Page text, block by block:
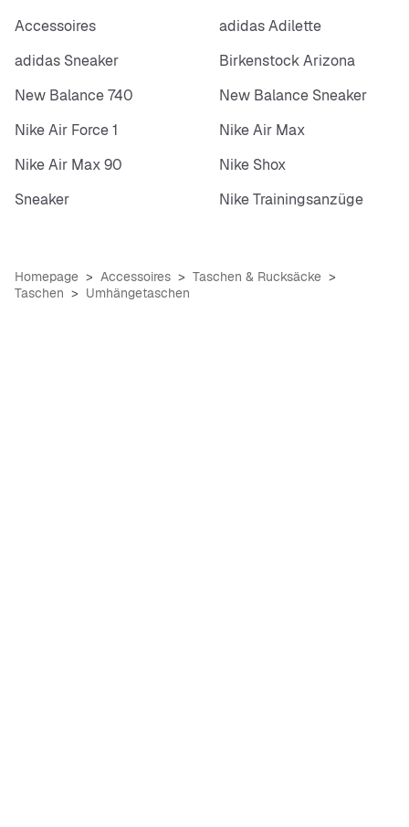
Accessoires
adidas Adilette
adidas Sneaker
Birkenstock Arizona
New Balance 740
New Balance Sneaker
Nike Air Force 1
Nike Air Max
Nike Air Max 90
Nike Shox
Sneaker
Nike Trainingsanzüge
Homepage Accessoires
Taschen & Rucksäcke
Taschen
Umhängetaschen